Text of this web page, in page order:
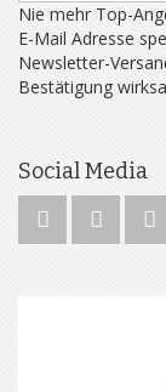
Nie mehr Top-
E-Mail Adresse
Newsletter-
Bestätigung
Social Media